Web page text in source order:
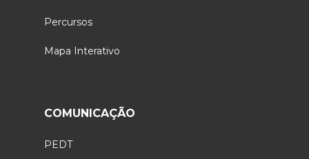
Percursos
Mapa Interativo
COMUNICAÇÃO
PEDT